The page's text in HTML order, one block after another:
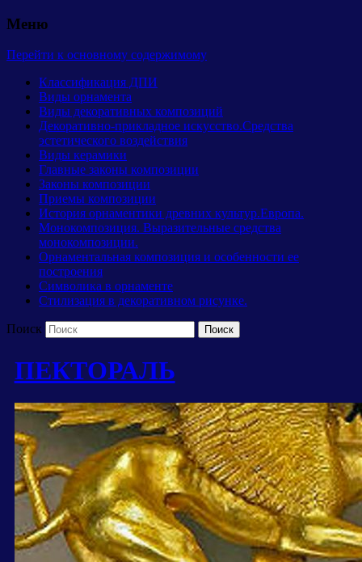
Меню
Перейти к основному содержимому
Классификация ДПИ
Виды орнамента
Виды декоративных композиций
Декоративно-прикладное искусство.Средства
эстетического воздействия
Виды керамики
Главные законы композиции
Законы композиции
Приемы композиции
История орнаментики древних культур.Европа.
Монокомпозиция. Выразительные средства
монокомпозиции.
Орнаментальная композиция и особенности ее
построения
Символика в орнаменте
Стилизация в декоративном рисунке.
Поиск
ПЕКТОРАЛЬ